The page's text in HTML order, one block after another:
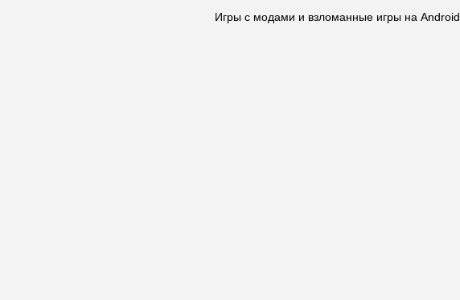
Игры с модами и взломанные игры на Android